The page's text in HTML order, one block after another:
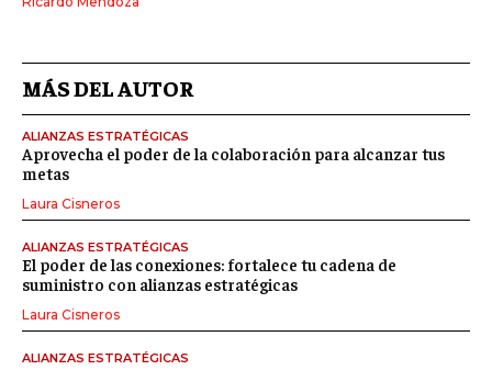
MÁS DEL AUTOR
ALIANZAS ESTRATÉGICAS
Aprovecha el poder de la colaboración para alcanzar tus
metas
Laura Cisneros
ALIANZAS ESTRATÉGICAS
El poder de las conexiones: fortalece tu cadena de
suministro con alianzas estratégicas
Laura Cisneros
ALIANZAS ESTRATÉGICAS